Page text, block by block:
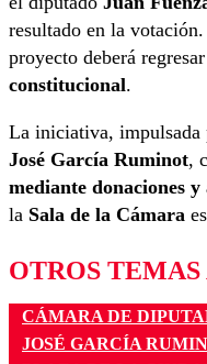
resultado en la
proyecto deberá
constitucional.
La iniciativa,
José García Ruminot,
mediante donaciones
la Sala de la Cámara
OTROS
CÁMARA DE
JOSÉ GARCÍA